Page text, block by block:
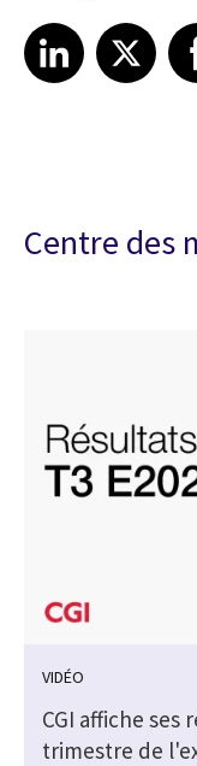
Share article on LinkedIn
LinkedIn
Share article on X
Centre des
VIDÉO
CGI affiche ses
trimestre de